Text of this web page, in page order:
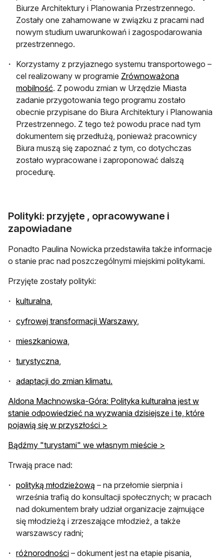
Biurze Architektury i Planowania Przestrzennego.
Zostały one zahamowane w związku z pracami nad
nowym studium uwarunkowań i zagospodarowania
przestrzennego.
Korzystamy z przyjaznego systemu transportowego –
cel realizowany w programie Zrównoważona
mobilność otwiera się w nowej karcie
. Z powodu zmian w Urzędzie Miasta
zadanie przygotowania tego programu zostało
obecnie przypisane do Biura Architektury i Planowania
Przestrzennego. Z tego też powodu prace nad tym
dokumentem się przedłużą, ponieważ pracownicy
Biura muszą się zapoznać z tym, co dotychczas
zostało wypracowane i zaproponować dalszą
procedurę.
Polityki: przyjęte , opracowywane i
zapowiadane
Ponadto Paulina Nowicka przedstawiła także informacje
o stanie prac nad poszczególnymi miejskimi politykami.
Przyjęte zostały polityki:
kulturalnaotwiera się w nowej karcie
cyfrowej transformacji Warszawyotwiera się w nowej
,
mieszkaniowaotwiera się w nowej karcie
turystycznaotwiera się w nowej karcie
adaptacji do zmian klimatu.
Aldona Machnowska-Góra: Polityka kulturalna jest w
stanie odpowiedzieć na wyzwania dzisiejsze i te, które
pojawią się w przyszłości >
Bądźmy "turystami" we własnym mieście >
Trwają prace nad:
polityką młodzieżową otwiera się w nowej karcie
– na przełomie sierpnia i
września trafią do konsultacji społecznych; w pracach
nad dokumentem brały udział organizacje zajmujące
się młodzieżą i zrzeszające młodzież, a także
warszawscy radni;
różnorodnościotwiera się w nowej karcie
– dokument jest na etapie pisania,